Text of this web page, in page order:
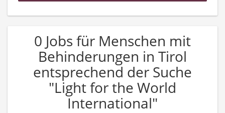
0 Jobs für Menschen mit
Behinderungen in Tirol
entsprechend der Suche
"Light for the World
International"